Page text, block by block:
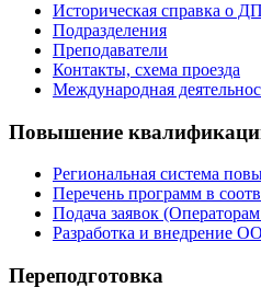
Историческая справка о
Подразделения
Преподаватели
Контакты, схема проезда
Международная
Повышение
Региональная система
Перечень программ в
Подача заявок
Разработка и внедрение
Переподготовка